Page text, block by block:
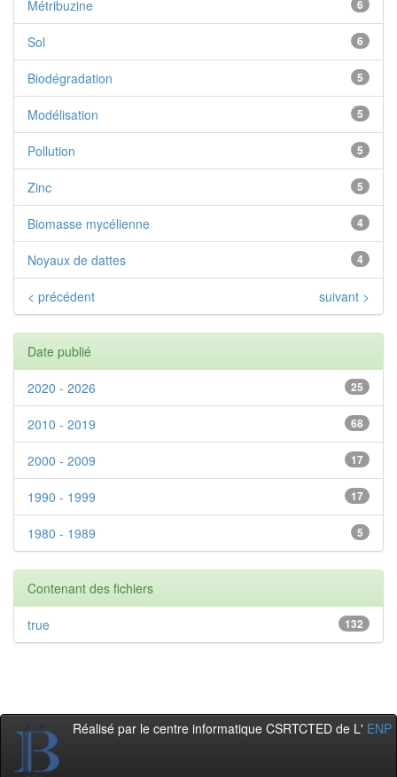
6
Métribuzine
6
Sol
5
Biodégradation
5
Modélisation
5
Pollution
5
Zinc
4
Biomasse mycélienne
4
Noyaux de dattes
< précédent suivant >
Date publié
25
2020 - 2026
68
2010 - 2019
17
2000 - 2009
17
1990 - 1999
5
1980 - 1989
Contenant des fichiers
132
true
Réalisé par le centre informatique CSRTCTED de L' ENP